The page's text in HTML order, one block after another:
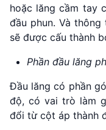
hoặc lăng cầm tay
đầu phun. Và
sẽ được cấu thành
Phần đầu lăng
Đầu lăng có phần
độ, có vai trò làm
đổi từ cột áp thành